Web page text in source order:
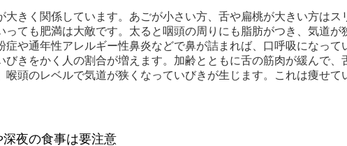
大きく関係しています。あごが小さい方、舌や扁桃が大きい方はス
っても肥満は大敵です。太ると咽頭の周りにも脂肪がつき、気道が
症や通年性アレルギー性鼻炎などで鼻が詰まれば、口呼吸になって
びきをかく人の割合が増えます。加齢とともに舌の筋肉が緩んで、
喉頭のレベルで気道が狭くなっていびきが生じます。これは痩せて
夜の食事は要注意